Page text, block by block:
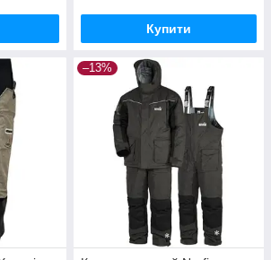
Купити
–13%